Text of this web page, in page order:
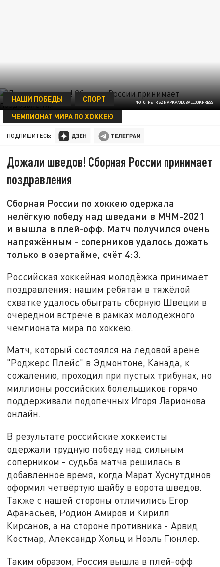
ФОТО: PETR SZNAPKA/GLOBALLOOKPRESS
НАШИ ПОБЕДЫ
СПОРТ
ЧЕМПИОНАТ МИРА ПО ХОККЕЮ
31 ДЕКАБРЯ 08:52
ПОДПИШИТЕСЬ:
Дожали шведов! Сборная России принимает
поздравления
Сборная России по хоккею одержала
нелёгкую победу над шведами в МЧМ-2021
и вышла в плей-офф. Матч получился очень
напряжённым - соперников удалось дожать
только в овертайме, счёт 4:3.
Российская хоккейная молодёжка принимает
поздравления: нашим ребятам в тяжёлой
схватке удалось обыграть сборную Швеции в
очередной встрече в рамках молодёжного
чемпионата мира по хоккею.
Матч, который состоялся на ледовой арене
"Роджерс Плейс" в Эдмонтоне, Канада, к
сожалению, проходил при пустых трибунах, но
миллионы российских болельщиков горячо
поддерживали подопечных Игоря Ларионова
онлайн.
В результате российские хоккеисты
одержали трудную победу над сильным
соперником - судьба матча решилась в
добавленное время, когда Марат Хуснутдинов
оформил четвёртую шайбу в ворота шведов.
Также с нашей стороны отличились Егор
Афанасьев, Родион Амиров и Кирилл
Кирсанов, а на стороне противника - Арвид
Костмар, Александр Хольц и Ноэль Гюнлер.
Таким образом, Россия вышла в плей-офф